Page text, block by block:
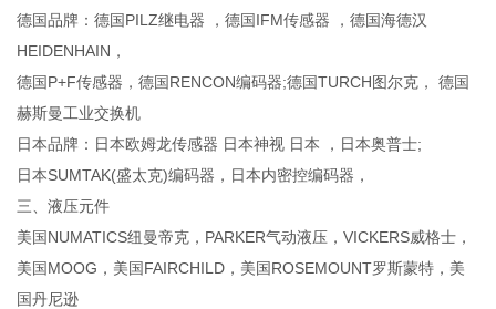
德国品牌：德国PILZ继电器 ，德国IFM传感器 ，德国海德汉
HEIDENHAIN，
德国P+F传感器，德国RENCON编码器;德国TURCH图尔克， 德国
赫斯曼工业交换机
日本品牌：日本欧姆龙传感器 日本神视 日本 ，日本奥普士;
日本SUMTAK(盛太克)编码器，日本内密控编码器，
三、液压元件
美国NUMATICS纽曼帝克，PARKER气动液压，VICKERS威格士，
美国MOOG，美国FAIRCHILD，美国ROSEMOUNT罗斯蒙特，美
国丹尼逊